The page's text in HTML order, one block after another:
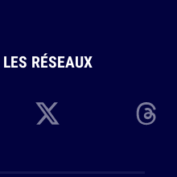
LES RÉSEAUX